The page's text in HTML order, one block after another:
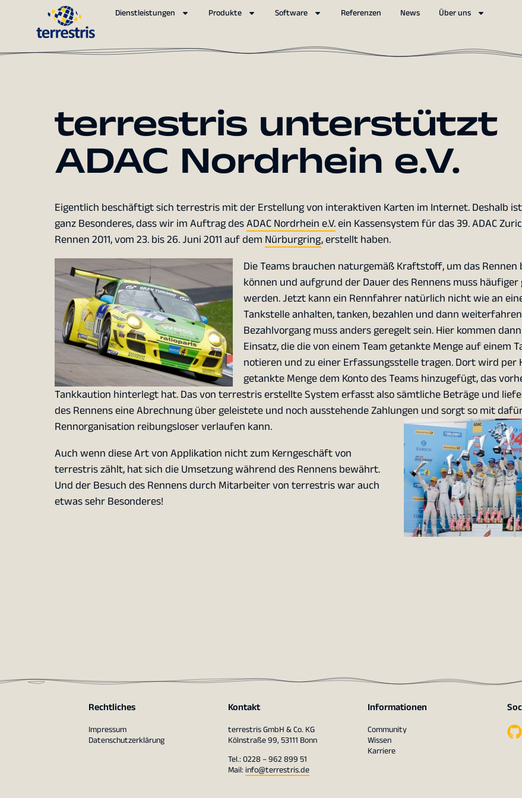
Dienstleistungen Produkte Software Referenzen News Über uns
terrestris unterstützt
ADAC Nordrhein e.V.
Eigentlich beschäftigt sich terrestris mit der Erstellung von interaktiven Karten im Internet. Deshalb
ganz Besonderes, dass wir im Auftrag desADAC Nordrhein e.V.ein Kassensystem für das 39. ADAC
Rennen 2011, vom 23. bis 26. Juni 2011 auf dem Nürburgring, erstellt haben.
Die Teams brauchen naturgemäß Kraftstoff, um das
können und aufgrund der Dauer des Rennens muss
werden. Jetzt kann ein Rennfahrer natürlich nicht wie an
Tankstelle anhalten, tanken, bezahlen und dann
Bezahlvorgang muss anders geregelt sein. Hier kommen
Einsatz, die die von einem Team getankte Menge auf einem
notieren und zu einer Erfassungsstelle tragen. Dort wird per
getankte Menge dem Konto des Teams hinzugefügt, das
Tankkaution hinterlegt hat. Das von terrestris erstellte System erfasst also sämtliche Beträge und
des Rennens eine Abrechnung über geleistete und noch ausstehende Zahlungen und sorgt so mit
Rennorganisation reibungsloser verlaufen kann.
Auch wenn diese Art von Applikation nicht zum Kerngeschäft von
terrestris zählt, hat sich die Umsetzung während des Rennens bewährt.
Und der Besuch des Rennens durch Mitarbeiter von terrestris war auch
etwas sehr Besonderes!
Rechtliches
Impressum
Datenschutzerklärung
Kontakt
terrestris GmbH & Co. KG
Kölnstraße 99, 53111 Bonn
Tel.: 0228 – 962 899 51
Mail:info@terrestris.de
Informationen
Community
Wissen
Karriere